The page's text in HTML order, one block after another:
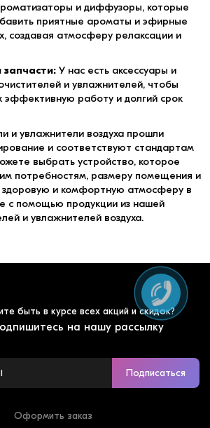
и диффузоры, которые
приятные ароматы и эфирные
создавая атмосферу релаксации и
запчасти: У нас есть аксессуары и
и увлажнителей, чтобы
эффективную работу и долгий срок
и увлажнители воздуха прошли
и соответствуют стандартам
выбрать устройство, которое
потребностям, размеру помещения и
и комфортную атмосферу в
с помощью продукции из нашей
и увлажнителей воздуха.
быть в курсе всех акций и скидок?
на нашу рассылку
Подписаться
Оформить заказ